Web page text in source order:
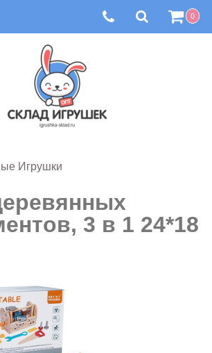
0
Игрушки
3 в 1 24*18